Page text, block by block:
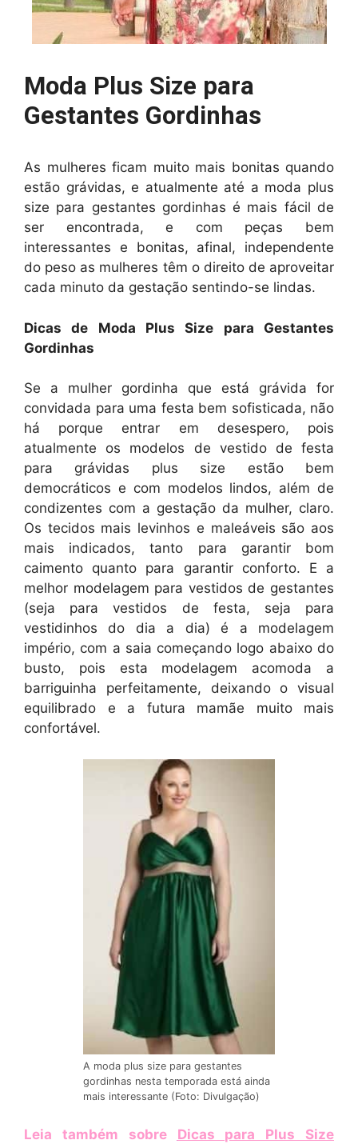
Moda Plus Size para
Gestantes Gordinhas
As mulheres ficam muito mais bonitas quando
estão grávidas, e atualmente até a moda plus
size para gestantes gordinhas é mais fácil de
ser encontrada, e com peças bem
interessantes e bonitas, afinal, independente
do peso as mulheres têm o direito de aproveitar
cada minuto da gestação sentindo-se lindas.
Dicas de Moda Plus Size para Gestantes
Gordinhas
Se a mulher gordinha que está grávida for
convidada para uma festa bem sofisticada, não
há porque entrar em desespero, pois
atualmente os modelos de vestido de festa
para grávidas plus size estão bem
democráticos e com modelos lindos, além de
condizentes com a gestação da mulher, claro.
Os tecidos mais levinhos e maleáveis são aos
mais indicados, tanto para garantir bom
caimento quanto para garantir conforto. E a
melhor modelagem para vestidos de gestantes
(seja para vestidos de festa, seja para
vestidinhos do dia a dia) é a modelagem
império, com a saia começando logo abaixo do
busto, pois esta modelagem acomoda a
barriguinha perfeitamente, deixando o visual
equilibrado e a futura mamãe muito mais
confortável.
A moda plus size para gestantes
gordinhas nesta temporada está ainda
mais interessante (Foto: Divulgação)
Leia também sobre Dicas para Plus Size